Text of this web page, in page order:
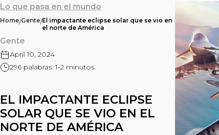
Lo que pasa en el mundo
Home/Gente/El impactante eclipse solar que se vio en
el norte de América
Gente
April 10, 2024
296 palabras. 1-2 minutos.
EL IMPACTANTE ECLIPSE
SOLAR QUE SE VIO EN EL
NORTE DE AMÉRICA